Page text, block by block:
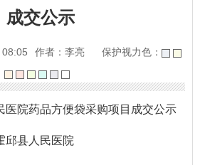
成交公示
作者：李亮 保护视力色：
医院药品方便袋采购项目成交公示
邱县人民医院